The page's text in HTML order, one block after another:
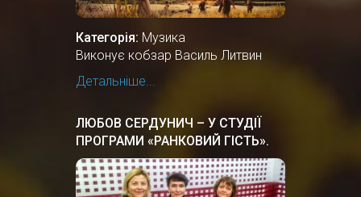
Категорія: Музика
Виконує кобзар Василь Литвин
Детальніше...
ЛЮБОВ СЕРДУНИЧ – У СТУДІЇ
ПРОГРАМИ «РАНКОВИЙ ГІСТЬ».